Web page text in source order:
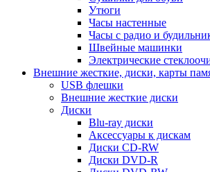
Утюги
Часы настенные
Часы с радио и
Швейные машинки
Электрические
Внешние жесткие, диски, карты
USB флешки
Внешние жесткие диски
Диски
Blu-ray диски
Аксессуары к дискам
Диски CD-RW
Диски DVD-R